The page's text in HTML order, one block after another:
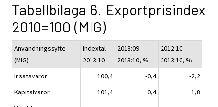
Tabellbilaga 6. Exportprisindex
2010=100 (MIG)
Användningssyfte
(MIG)
Indextal
2013:10
2013:09 -
2013:10, %
2012:10 -
2013:10, %
Insatsvaror
100,4 -0,4
-2,2
Kapitalvaror
101,4 0,4
1,8